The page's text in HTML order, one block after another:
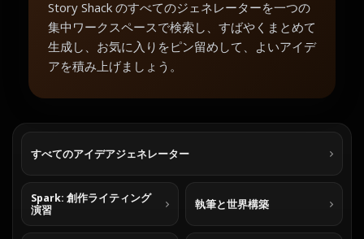
Story Shack のすべてのジェネレーターを一つの
集中ワークスペースで検索し、すばやくまとめて
生成し、お気に入りをピン留めして、よいアイデ
アを積み上げましょう。
すべてのアイデアジェネレーター
Spark: 創作ライティング
演習
執筆と世界構築